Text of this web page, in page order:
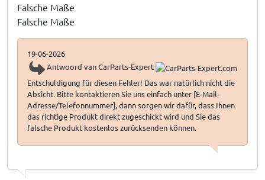
Falsche Maße
Falsche Maße
19-06-2026
Antwoord van CarParts-Expert
Entschuldigung für diesen Fehler! Das war natürlich nicht die
Absicht. Bitte kontaktieren Sie uns einfach unter [E-Mail-
Adresse/Telefonnummer], dann sorgen wir dafür, dass Ihnen
das richtige Produkt direkt zugeschickt wird und Sie das
falsche Produkt kostenlos zurücksenden können.